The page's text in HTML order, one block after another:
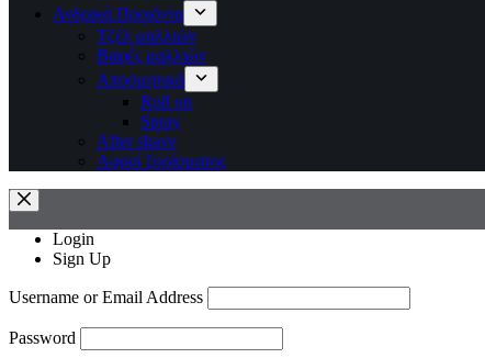
Ανδρικά Προιόντα
Τζέλ μαλλιών
Βαφές μαλλιών
Αποσμητικά
Roll on
Spray
After shave
Αφροί ξυρίσματος
Login
Sign Up
Username or Email Address
Password